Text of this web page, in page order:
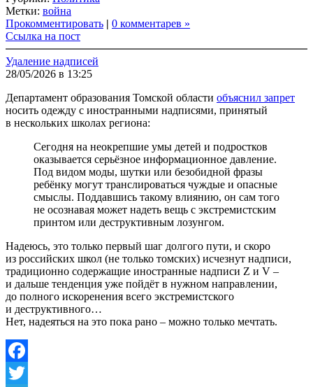
Link
Share
Метки: война
Прокомментировать | 0 комментарев »
Ссылка на пост
Удаление надписей
28/05/2026 в 13:25
Департамент образования Томской области объяснил запрет
носить одежду с иностранными надписями, принятый
в нескольких школах региона:
Сегодня на неокрепшие умы детей и подростков
оказывается серьёзное информационное давление.
Под видом моды, шутки или безобидной фразы
ребёнку могут транслироваться чуждые и опасные
смыслы. Поддавшись такому влиянию, он сам того
не осознавая может надеть вещь с экстремистским
принтом или деструктивным лозунгом.
Надеюсь, это только первый шаг долгого пути, и скоро
из российских школ (не только томских) исчезнут надписи,
традиционно содержащие иностранные надписи Z и V –
и дальше тенденция уже пойдёт в нужном направлении,
до полного искоренения всего экстремистского
и деструктивного…
Нет, надеяться на это пока рано – можно только мечтать.
Facebook